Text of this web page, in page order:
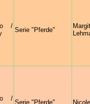
/
Serie "Pferde"
Margit
/
Serie "Pferde"